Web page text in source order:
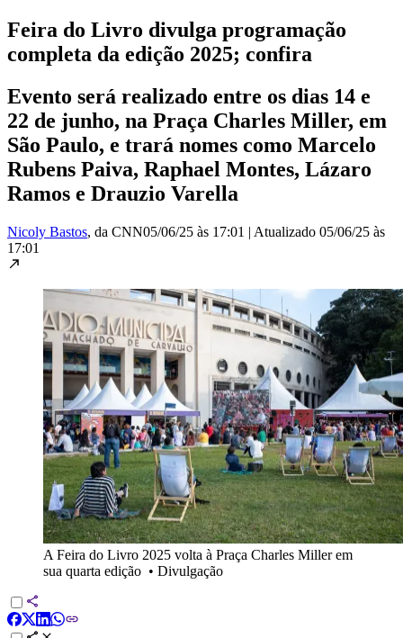
Feira do Livro divulga programação
completa da edição 2025; confira
Evento será realizado entre os dias 14 e
22 de junho, na Praça Charles Miller, em
São Paulo, e trará nomes como Marcelo
Rubens Paiva, Raphael Montes, Lázaro
Ramos e Drauzio Varella
Nicoly Bastos, da CNN05/06/25 às 17:01 | Atualizado 05/06/25 às
17:01
A Feira do Livro 2025 volta à Praça Charles Miller em
sua quarta edição • Divulgação